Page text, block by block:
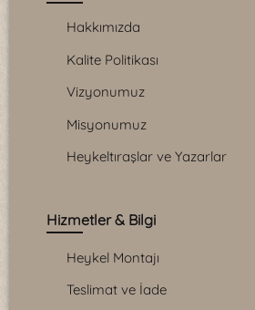
Hakkımızda
Kalite Politikası
Vizyonumuz
Misyonumuz
Heykeltıraşlar ve Yazarlar
Hizmetler & Bilgi
Heykel Montajı
Teslimat ve İade